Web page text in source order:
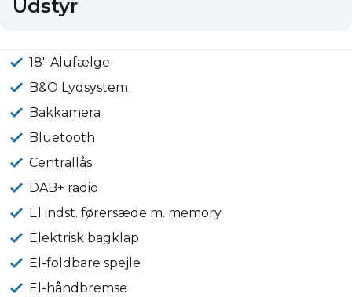
Udstyr
18" Alufælge
B&O Lydsystem
Bakkamera
Bluetooth
Centrallås
DAB+ radio
El indst. førersæde m. memory
Elektrisk bagklap
El-foldbare spejle
El-håndbremse